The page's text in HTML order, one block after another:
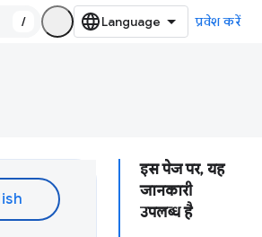
/ प्रवेश करें
इस पेज पर, यह
जानकारी
उपलब्ध है